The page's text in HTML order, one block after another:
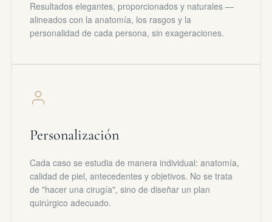
Resultados elegantes, proporcionados y naturales —
alineados con la anatomía, los rasgos y la
personalidad de cada persona, sin exageraciones.
Personalización
Cada caso se estudia de manera individual: anatomía,
calidad de piel, antecedentes y objetivos. No se trata
de "hacer una cirugía", sino de diseñar un plan
quirúrgico adecuado.